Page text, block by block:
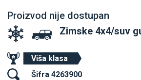
Proizvod nije dostupan
Zimske 4x4/suv
Viša klasa
Šifra 4263900